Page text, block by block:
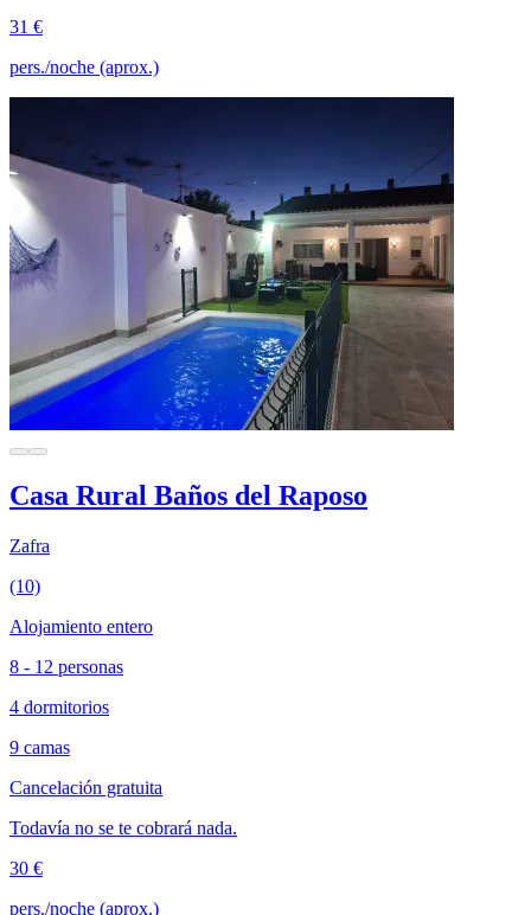
31 €
pers./noche (aprox.)
Casa Rural Baños del Raposo
Zafra
(10)
Alojamiento entero
8 - 12 personas
4 dormitorios
9 camas
Cancelación gratuita
Todavía no se te cobrará nada.
30 €
pers./noche (aprox.)